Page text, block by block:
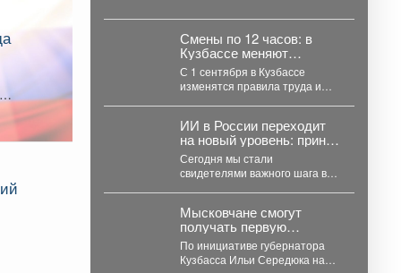
уникальными...
Смены по 12 часов: в
Кузбассе меняют
правила труда для
водителей
С 1 сентября в Кузбассе
изменятся правила труда и
ИИ в России переходит
на новый уровень: принят
закон о развитии
технологий
Сегодня мы стали
свидетелями важного шага в
уровне урегулированы
вопросы...
Мысковчане смогут
получать первую
медицинскую помощь
оперативно
По инициативе губернатора
Кузбасса Ильи Середюка на